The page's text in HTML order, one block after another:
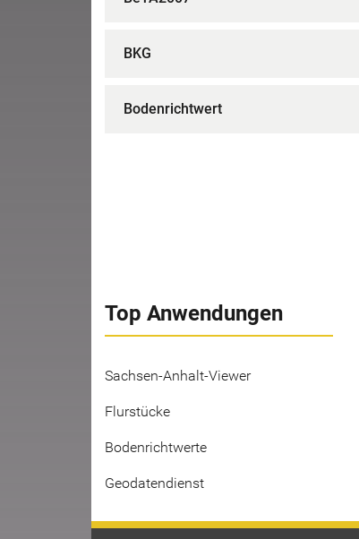
BKG
Bodenrichtwert
Top Anwendungen
Sachsen-Anhalt-Viewer
Flurstücke
Bodenrichtwerte
Geodatendienst